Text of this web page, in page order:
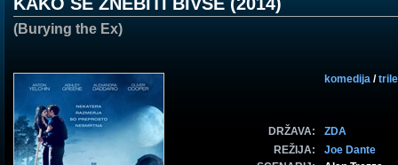
(Burying the Ex)
komedija /
DRŽAVA:
ZDA
REŽIJA:
Joe Dante